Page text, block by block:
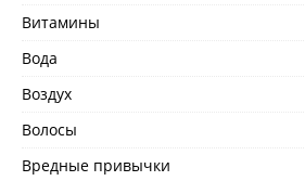
Витамины
Вода
Воздух
Волосы
Вредные привычки